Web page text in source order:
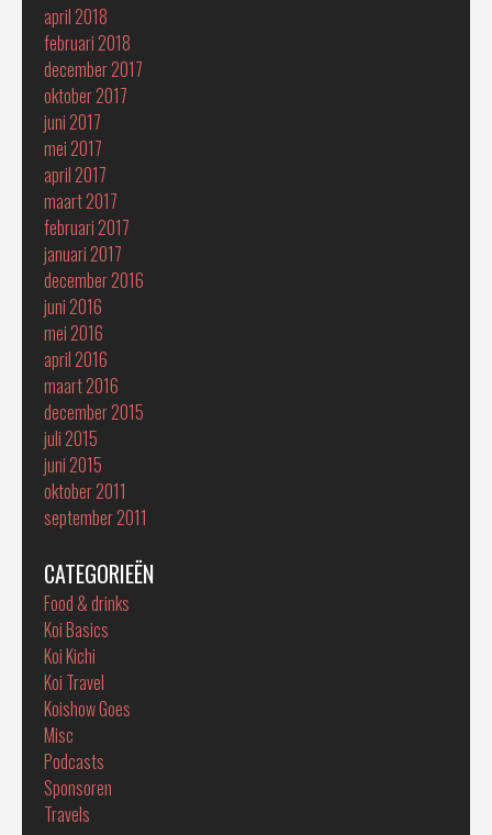
april 2018
februari 2018
december 2017
oktober 2017
juni 2017
mei 2017
april 2017
maart 2017
februari 2017
januari 2017
december 2016
juni 2016
mei 2016
april 2016
maart 2016
december 2015
juli 2015
juni 2015
oktober 2011
september 2011
CATEGORIEËN
Food & drinks
Koi Basics
Koi Kichi
Koi Travel
Koishow Goes
Misc
Podcasts
Sponsoren
Travels